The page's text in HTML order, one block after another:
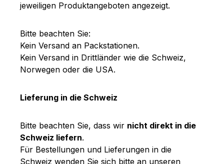
jeweiligen Produktangeboten angezeigt.
Bitte beachten Sie:
Kein Versand an Packstationen.
Kein Versand in Drittländer wie die Schweiz,
Norwegen oder die USA.
Lieferung in die Schweiz
Bitte beachten Sie, dass wir nicht direkt in die
Schweiz liefern.
Für Bestellungen und Lieferungen in die
Schweiz wenden Sie sich bitte an unseren